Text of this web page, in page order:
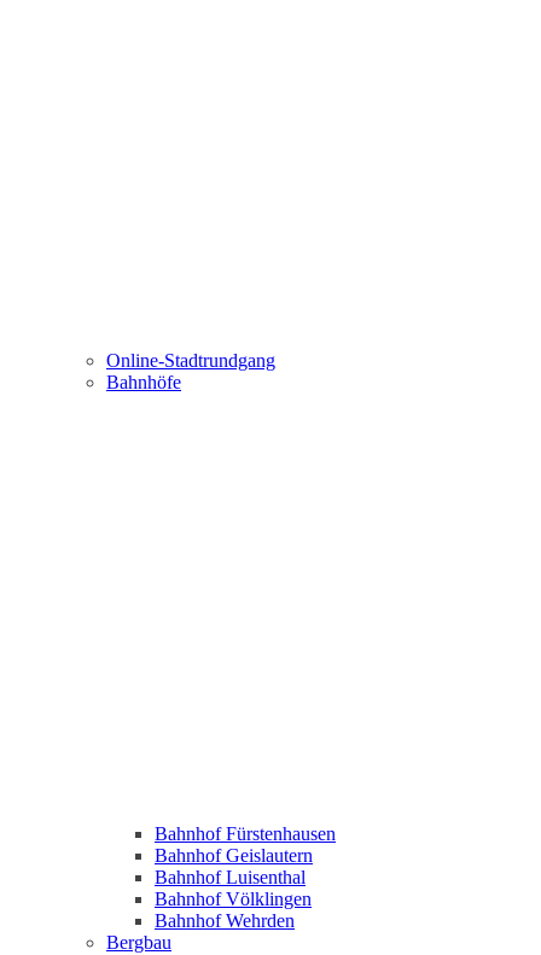
Online-Stadtrundgang
Bahnhöfe
Bahnhof Fürstenhausen
Bahnhof Geislautern
Bahnhof Luisenthal
Bahnhof Völklingen
Bahnhof Wehrden
Bergbau